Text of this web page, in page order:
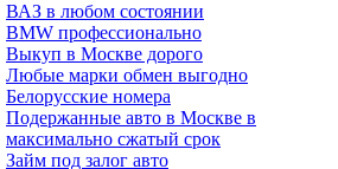
ВАЗ в любом состоянии
BMW профессионально
Выкуп в Москве дорого
Любые марки обмен выгодно
Белорусские номера
Подержанные авто в Москве в
максимально сжатый срок
Займ под залог авто